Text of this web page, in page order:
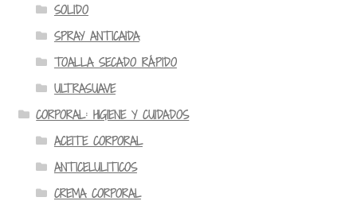
SOLIDO
SPRAY ANTICAIDA
TOALLA SECADO RÁPIDO
ULTRASUAVE
CORPORAL: HIGIENE Y CUIDADOS
ACEITE CORPORAL
ANTICELULITICOS
CREMA CORPORAL